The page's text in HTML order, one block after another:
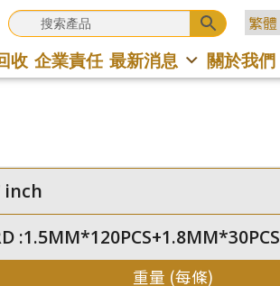
收 企業責任 最新消息 關於我們
inch
:1.5MM*120PCS+1.8MM*30PCS
重量 (每條)